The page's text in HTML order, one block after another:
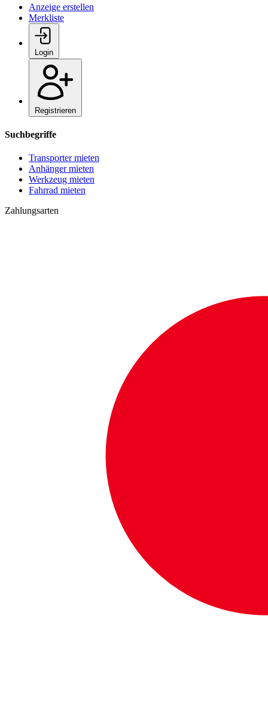
Anzeige erstellen
Merkliste
Login
Registrieren
Suchbegriffe
Transporter mieten
Anhänger mieten
Werkzeug mieten
Fahrrad mieten
Zahlungsarten